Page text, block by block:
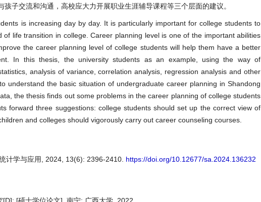
子交流和沟通，高校应大力开展职业生涯辅导课程等三个层面的建议。
is increasing day by day. It is particularly important for college students to
life transition in college. Career planning level is one of the important abilities
the career planning level of college students will help them have a better
In this thesis, the university students as an example, using the way of
analysis of variance, correlation analysis, regression analysis and other
understand the basic situation of undergraduate career planning in Shandong
the thesis finds out some problems in the career planning of college students
forward three suggestions: college students should set up the correct view of
and colleges should vigorously carry out career counseling courses.
计学与应用, 2024, 13(6): 2396-2410. https://doi.org/10.12677/sa.2024.136232